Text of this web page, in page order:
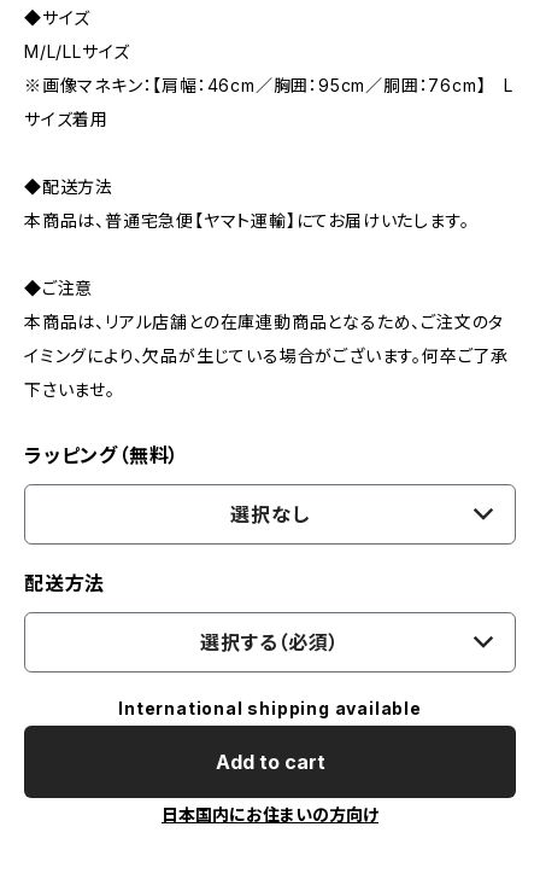
◆サイズ
M/L/LLサイズ
※画像マネキン：【肩幅：46cm／胸囲：95cm／胴囲：76cm】 L
サイズ着用
◆配送方法
本商品は、普通宅急便【ヤマト運輸】にてお届けいたします。
◆ご注意
本商品は、リアル店舗との在庫連動商品となるため、ご注文のタ
イミングにより、欠品が生じている場合がございます。何卒ご了承
下さいませ。
ラッピング（無料）
選択なし
配送方法
選択する（必須）
International shipping available
Add to cart
日本国内にお住まいの方向け